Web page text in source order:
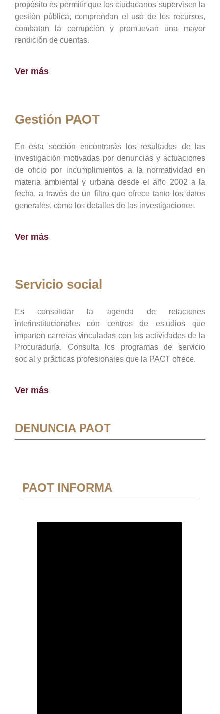
propósito es permitir que los ciudadanos supervisen la
gestión pública, comprendan el uso de los recursos,
combatan la corrupción y promuevan una mayor
rendición de cuentas.
Ver más
Gestión PAOT
En esta sección encontrarás los resultados de las
investigación motivadas por denuncias y actuaciones
de oficio por incumplimientos a la normatividad en
materia ambiental y urbana desde el año 2002 a la
fecha, a través de un filtro que ofrece tanto los datos
generales, como los detalles de las investigaciones.
Ver más
Servicio social
Es consolidar la agenda de relaciones
interinstitucionales con centros de estudios que
imparten carreras vinculadas con las actividades de la
Procuraduría, Consulta los programas de servicio
social y prácticas profesionales que la PAOT ofrece.
Ver más
DENUNCIA PAOT
PAOT INFORMA